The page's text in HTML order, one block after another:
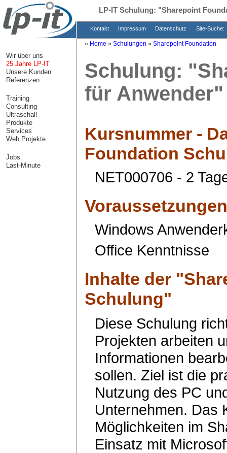
LP-IT Schulung: "Sharepoint
Kontakt Impressum Datenschutz Site-Suche:
» Home » Schulungen » Sharepoint Foundation
Schulung:
für Anwender"
Kursnummer -
Foundation
NET000706 - 2
Voraussetzungen
Windows
Office Kenntnisse
Inhalte der "
Schulung"
Diese Schulung
Projekten arbeiten
Informationen
sollen. Ziel ist die
Nutzung des PC
Unternehmen. Das
Möglichkeiten im
Einsatz mit
Wir über uns
25 Jahre LP-IT
Unsere Kunden
Referenzen
Training
Consulting
Ultraschall
Produkte
Services
Web Projekte
Jobs
Last-Minute